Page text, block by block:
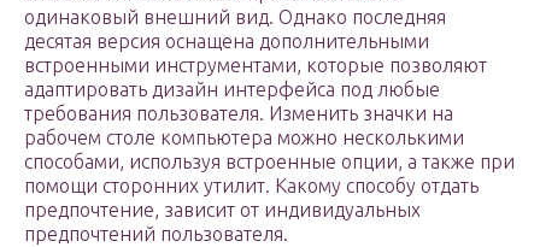
одинаковый внешний вид. Однако последняя
десятая версия оснащена дополнительными
встроенными инструментами, которые позволяют
адаптировать дизайн интерфейса под любые
требования пользователя. Изменить значки на
рабочем столе компьютера можно несколькими
способами, используя встроенные опции, а также при
помощи сторонних утилит. Какому способу отдать
предпочтение, зависит от индивидуальных
предпочтений пользователя.